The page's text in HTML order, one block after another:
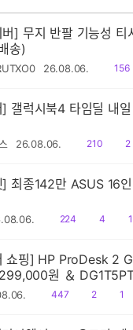
버] 무지 반팔 기능성 티
송)
26.08.06.
읽
156
] 갤럭시북4 타임딜 내
26.08.06.
읽
210
공
2
] 최종142만 ASUS 16
읽
224
공
4
댓1
쇼핑] HP ProDesk 2
원 ＆ DG1T5PT / 1,469,000원
원]
읽
447
공
2
댓1